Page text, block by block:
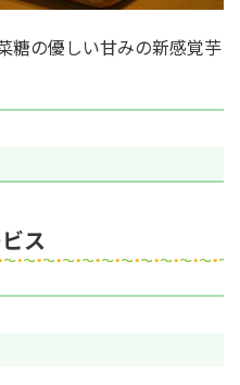
糖の優しい甘みの新感覚芋
ス